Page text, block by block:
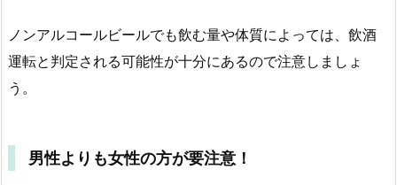
ノンアルコールビールでも飲む量や体質によっては、飲酒
運転と判定される可能性が十分にあるので注意しましょ
う。
男性よりも女性の方が要注意！